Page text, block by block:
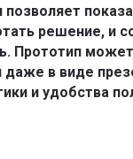
позволяет
решение, и
Прототип
даже в виде
и удобства
на
со статьями,
лидеры